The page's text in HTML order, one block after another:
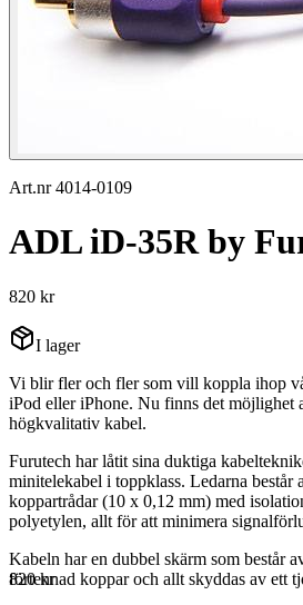
Art.nr 4014-0109
ADL iD-35R by
820 kr
I lager
Vi blir fler och fler som vill koppla ihop
iPod eller iPhone. Nu finns det möjlighet
högkvalitativ kabel.
Furutech har låtit sina duktiga
minitelekabel i toppklass. Ledarna består
koppartrådar (10 x 0,12 mm) med
polyetylen, allt för att minimera
Kabeln har en dubbel skärm som består
förtennad koppar och allt skyddas av ett
820 kr